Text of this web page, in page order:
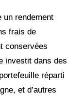
un rendement
frais de
conservées
investit dans des
réparti
et d’autres